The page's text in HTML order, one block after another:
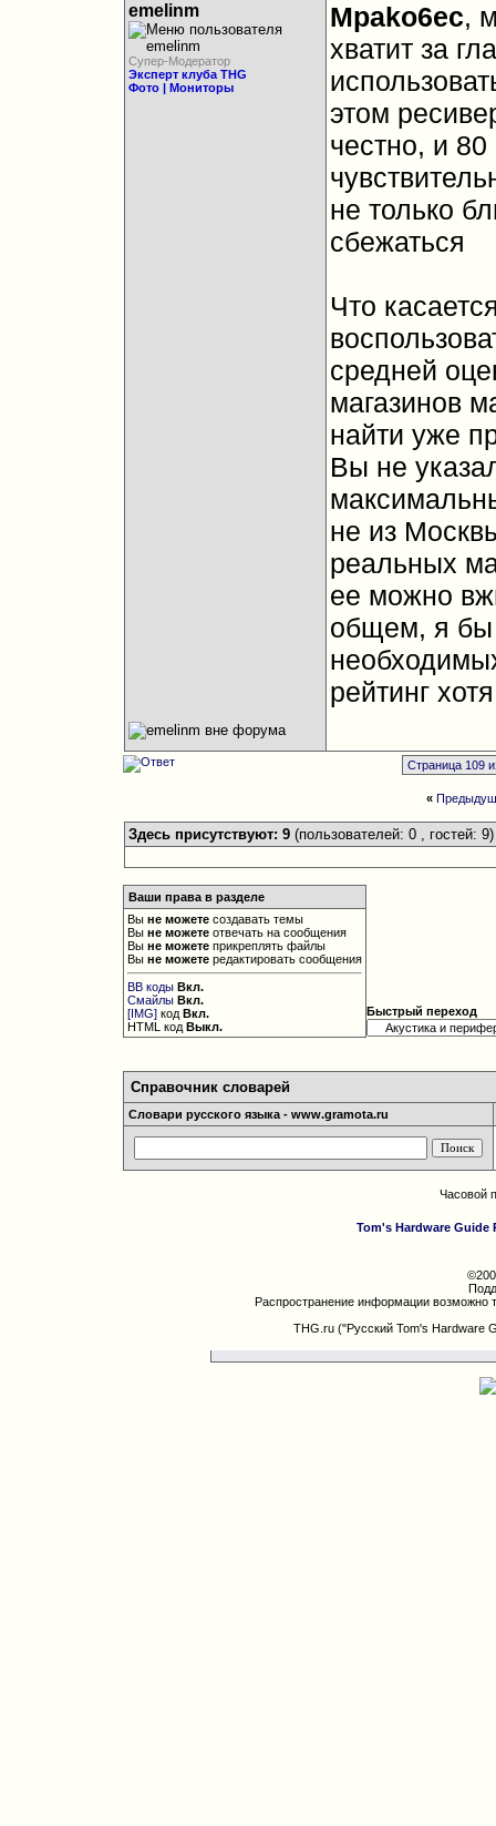
emelinm
Супер-Модератор
Эксперт клуба THG
Фото | Мониторы
Mpako6ec,
хватит за
этом
честно, и 80
не только
сбежаться
Что
средней
магазинов
найти уже
Вы не
не из
реальных
ее можно
общем, я бы
рейтинг
Страница 109
«
Здесь присутствуют: 9 (пользователей: 0 , гостей: 9)
Ваши права в разделе
Выне можете создавать темы
Выне можете отвечать на сообщения
Выне можете прикреплять файлы
Выне можете редактировать сообщения
BB коды Вкл.
Смайлы Вкл.
[IMG] кодВкл.
HTML кодВыкл.
Быстрый переход
Справочник словарей
Словари русского языка - www.gramota.ru
Часовой
Tom's Hardware Guide
Распространение информации возможно
THG.ru ("Русский Tom's Hardware